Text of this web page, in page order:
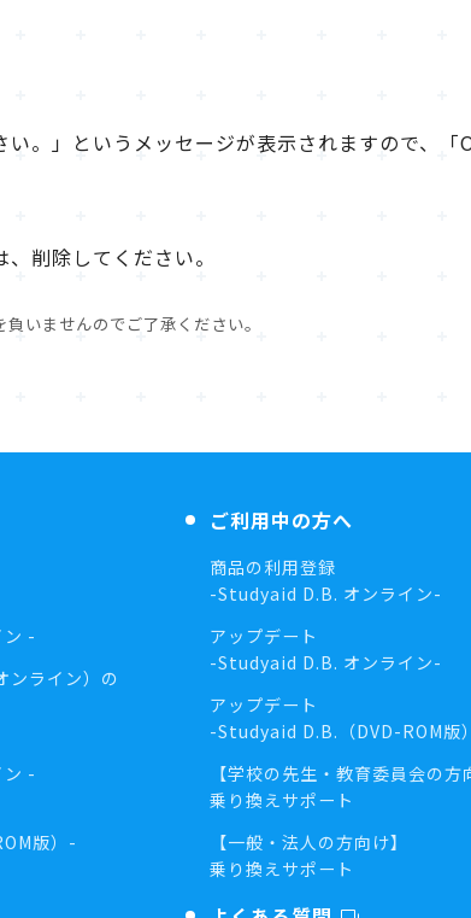
。」というメッセージが表示されますので、「
削除してください。
いませんのでご了承ください。
-
ンライン）の
-
版）-
ご利用中の方へ
商品の利用登録
-Studyaid D.B. オンライン-
アップデート
-Studyaid D.B. オンライン-
アップデート
-Studyaid D.B.（DVD-ROM版
【学校の先生・教育委員会の方
乗り換えサポート
【一般・法人の方向け】
乗り換えサポート